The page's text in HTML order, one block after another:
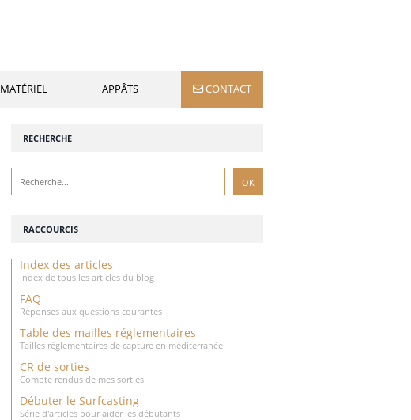
MATÉRIEL APPÂTS CONTACT
RECHERCHE
RACCOURCIS
Index des articles
Index de tous les articles du blog
FAQ
Réponses aux questions courantes
Table des mailles réglementaires
Tailles réglementaires de capture en méditerranée
CR de sorties
Compte rendus de mes sorties
Débuter le Surfcasting
Série d'articles pour aider les débutants